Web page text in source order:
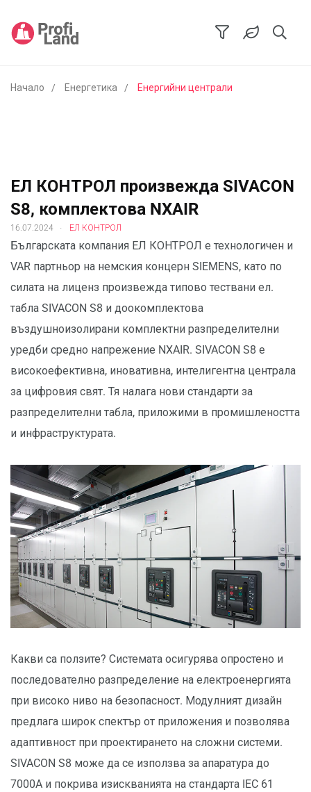
Начало Енергетика Енергийни централи
ЕЛ КОНТРОЛ произвежда SIVACON
S8, комплектова NXAIR
16.07.2024 . ЕЛ КОНТРОЛ
Българската компания ЕЛ КОНТРОЛ е технологичен и
VAR партньор на немския концерн SIEMENS, като по
силата на лиценз произвежда типово тествани ел.
табла SIVACON S8 и доокомплектова
въздушноизолирани комплектни разпределителни
уредби средно напрежение NXAIR. SIVACON S8 e
високоефективна, иновативна, интелигентна централа
за цифровия свят. Тя налага нови стандарти за
разпределителни табла, приложими в промишлеността
и инфраструктурата.
Какви са ползите? Системата осигурява опростено и
последователно разпределение на електроенергията
при високо ниво на безопасност. Модулният дизайн
предлага широк спектър от приложения и позволява
адаптивност при проектирането на сложни системи.
SIVACON S8 може да се използва за апаратура до
7000A и покрива изискванията на стандарта IEC 61